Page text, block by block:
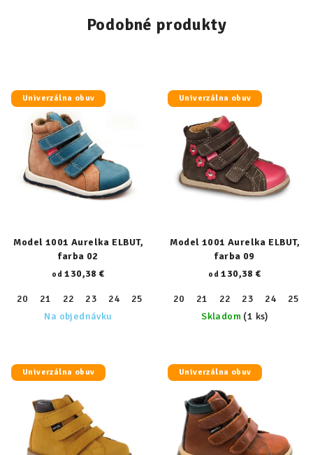
Podobné produkty
Univerzálna obuv
Model 1001 Aurelka ELBUT,
farba 02
od 130,38 €
20 21 22 23 24 25 27 28 29 30 31
32
Na objednávku
Univerzálna obuv
Model 1001 Aurelka ELBUT,
farba 09
od 130,38 €
20 21 22 23 24 25
Skladom (1 ks)
Univerzálna obuv Univerzálna obuv